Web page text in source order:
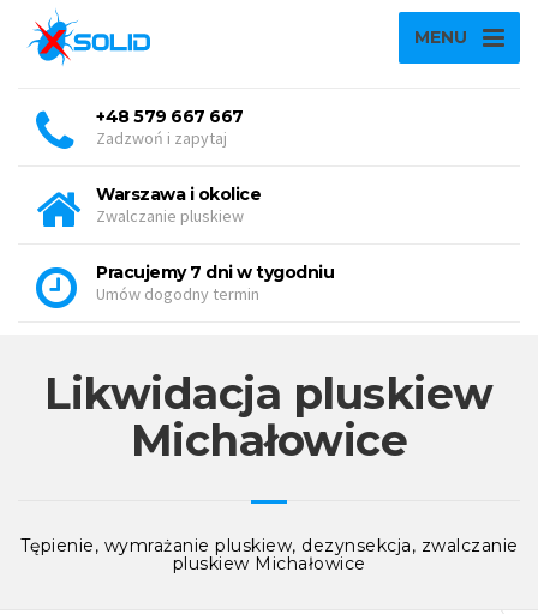
MENU
+48 579 667 667
Zadzwoń i zapytaj
Warszawa i okolice
Zwalczanie pluskiew
Pracujemy 7 dni w tygodniu
Umów dogodny termin
Likwidacja pluskiew
Michałowice
Tępienie, wymrażanie pluskiew, dezynsekcja, zwalczanie
pluskiew Michałowice